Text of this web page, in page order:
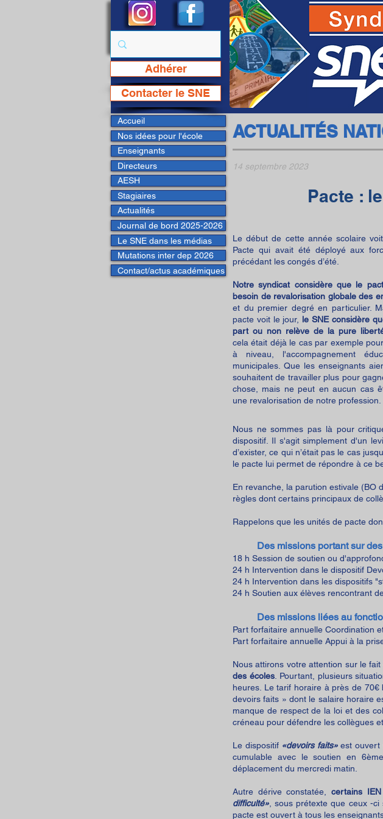
Adhérer
Contacter le SNE
ACTUALITÉS
14 septembre 2023
Pacte :
Le début de cette année scolaire
Pacte qui avait été déployé aux
précédant les congés d’été.
Notre syndicat considère que le
besoin de revalorisation globale des
et du premier degré en particulier.
pacte voit le jour, le SNE considère
part ou non relève de la pure
cela était déjà le cas par exemple
à niveau, l'accompagnement
municipales. Que les enseignants
souhaitent de travailler plus pour
chose, mais ne peut en aucun cas
une revalorisation de notre profession.
Nous ne sommes pas là pour
dispositif. Il s'agit simplementd'un
d’exister, ce qui n’était pas le cas
le pacte lui permet de répondre à ce
En revanche, la parution estivale
règles dont certains principaux de
Rappelons que les unités de pacte
Des missions portant sur
18 h Session de soutien ou
24 h Intervention dans le dispositif
24 h Intervention dans les dispositifs
24 h Soutien aux élèves rencontrant
Des missions liées au
Part forfaitaire annuelle Coordination
Part forfaitaire annuelle Appui à la
Nous attirons votre attention sur le fait
des écoles. Pourtant, plusieurs
heures. Le tarif horaire à près de
devoirs faits » dont le salaire horaire
manque de respect de la loi et des
créneau pour défendre les collègues
Le dispositif «devoirs faits»est ouvert
cumulable avec le soutien en 6ème
déplacement du mercredi matin.
Autre dérive constatée,certains
difficulté» , sous prétexte que ceux -
pacte est ouvert à tous les
Page Facebook du SNE
Accueil
Nos idées pour l'école
Enseignants
Directeurs
AESH
Stagiaires
Actualités
Journal de bord 2025-2026
Le SNE dans les médias
Mutations inter dep 2026
Contact/actus académiques